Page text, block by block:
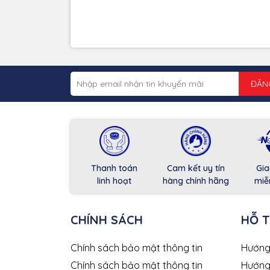
Thanh toán
linh hoạt
Cam kết uy tín
hàng chính hãng
CHÍNH SÁCH
Chính sách bảo mật thông tin
Chính sách bảo mật thông tin
HỖ